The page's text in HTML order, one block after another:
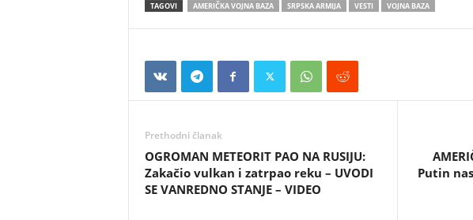
TAGOVI AMERIČKA VOJNA BAZA SRPSKA ARMIJA VESTI VOJNA BAZA
Prethodni članak
OGROMAN METEORIT PAO NA RUSIJU:
Zakačio vulkan i zatrpao reku – UVODI
SE VANREDNO STANJE – VIDEO
Putin